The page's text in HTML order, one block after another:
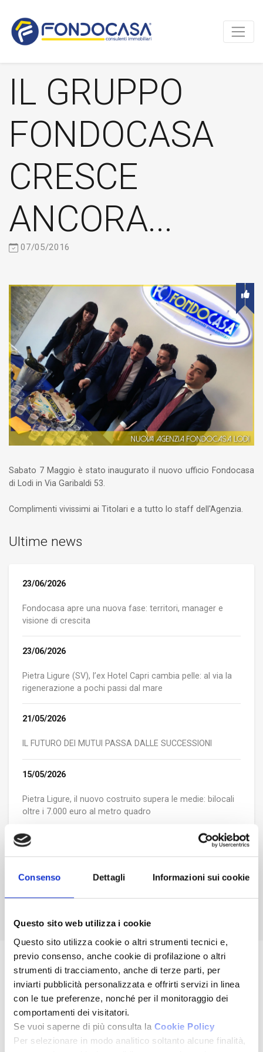
Consenso Dettagli Informazioni sui cookie
Questo sito web utilizza i cookie
Questo sito utilizza cookie o altri strumenti tecnici e,
previo consenso, anche cookie di profilazione o altri
strumenti di tracciamento, anche di terze parti, per
inviarti pubblicità personalizzata e offrirti servizi in linea
con le tue preferenze, nonché per il monitoraggio dei
comportamenti dei visitatori.
Se vuoi saperne di più consulta la Cookie Policy
Per selezionare in modo analitico soltanto alcune finalità,
IL GRUPPO
FONDOCASA
CRESCE
ANCORA...
07/05/2016
Ultime news
23/06/2026
Fondocasa apre una nuova fase: territori, manager e
visione di crescita
23/06/2026
Pietra Ligure (SV), l’ex Hotel Capri cambia pelle: al via la
rigenerazione a pochi passi dal mare
21/05/2026
IL FUTURO DEI MUTUI PASSA DALLE SUCCESSIONI
15/05/2026
Pietra Ligure, il nuovo costruito supera le medie: bilocali
oltre i 7.000 euro al metro quadro
29/04/2026
Sabato 7 Maggio è stato inaugurato il nuovo ufficio Fondocasa
di Lodi in Via Garibaldi 53.
Complimenti vivissimi ai Titolari e a tutto lo staff dell'Agenzia.
Qualità